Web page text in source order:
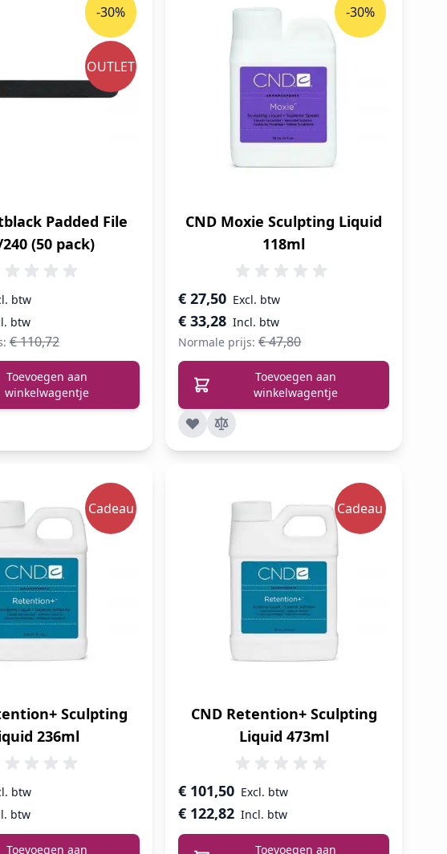
Padded File
(50 pack)
€ 110,72
-30%
OUTLET
Toevoegen aan
winkelwagentje
CND Moxie Sculpting Liquid
118ml
Speciale prijs
€ 33,28
€ 27,50
Normale prijs: € 47,80
-30%
Toevoegen aan
winkelwagentje
Sculpting
236ml
Cadeau
Toevoegen aan
CND Retention+ Sculpting
Liquid 473ml
€ 122,82
€ 101,50
Cadeau
Toevoegen aan